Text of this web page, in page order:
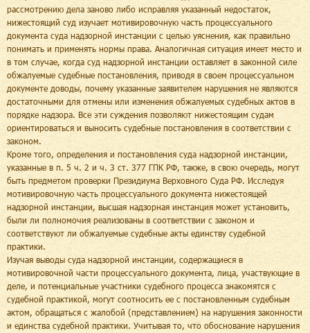
рассмотрению дела заново либо исправляя указанный недостаток,
нижестоящий суд изучает мотивировочную часть процессуального
документа суда надзорной инстанции с целью уяснения, как правильно
понимать и применять нормы права. Аналогичная ситуация имеет место и
в том случае, когда суд надзорной инстанции оставляет в законной силе
обжалуемые судебные постановления, приводя в своем процессуальном
документе доводы, почему указанные заявителем нарушения не являются
достаточными для отмены или изменения обжалуемых судебных актов в
порядке надзора. Все эти суждения позволяют нижестоящим судам
ориентироваться и выносить судебные постановления в соответствии с
законом.
Кроме того, определения и постановления суда надзорной инстанции,
указанные в п. 5 ч. 2 и ч. 3 ст. 377 ГПК РФ, также, в свою очередь, могут
быть предметом проверки Президиума Верховного Суда РФ. Исследуя
мотивировочную часть процессуального документа нижестоящей
надзорной инстанции, высшая надзорная инстанция может установить,
были ли полномочия реализованы в соответствии с законом и
соответствуют ли обжалуемые судебные акты единству судебной
практики.
Изучая выводы суда надзорной инстанции, содержащиеся в
мотивировочной части процессуального документа, лица, участвующие в
деле, и потенциальные участники судебного процесса знакомятся с
судебной практикой, могут соотносить ее с постановленным судебным
актом, обращаться с жалобой (представлением) на нарушения законности
и единства судебной практики. Учитывая то, что обоснование нарушения